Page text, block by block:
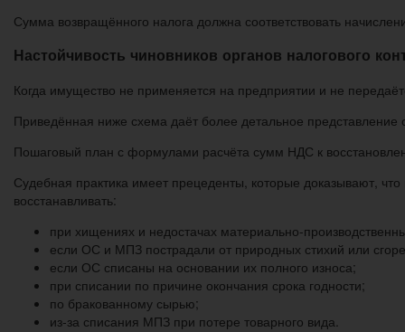
Сумма возвращённого налога должна соответствовать
Настойчивость чиновников органов налогового
Когда имущество не применяется на предприятии и не
Приведённая ниже схема даёт более детальное
Пошаговый план с формулами расчёта сумм НДС к
Судебная практика имеет прецеденты, которые доказывают,
восстанавливать:
при хищениях и недостачах материально-
если ОС и МПЗ пострадали от природных стихий или
если ОС списаны на основании их полного износа;
при списании по причине окончания срока годности;
по бракованному сырью;
из-за списания МПЗ при потере товарного вида.